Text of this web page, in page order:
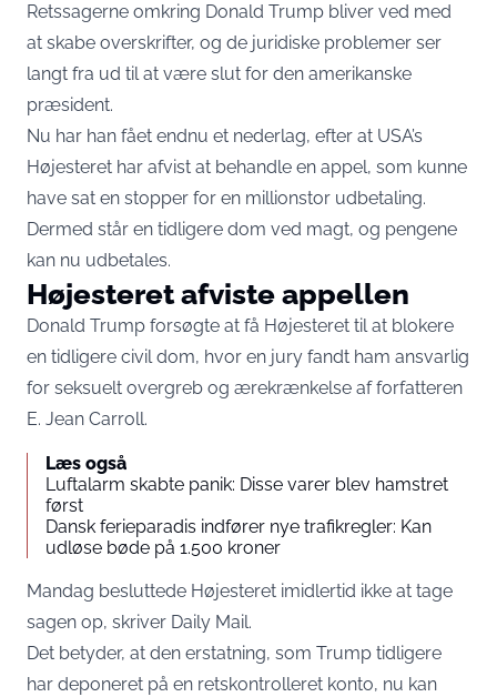
Retssagerne omkring Donald Trump bliver ved med
at skabe overskrifter, og de juridiske problemer ser
langt fra ud til at være slut for den amerikanske
præsident.
Nu har han fået endnu et nederlag, efter at USA’s
Højesteret har afvist at behandle en appel, som kunne
have sat en stopper for en millionstor udbetaling.
Dermed står en tidligere dom ved magt, og pengene
kan nu udbetales.
Højesteret afviste appellen
Donald Trump forsøgte at få Højesteret til at blokere
en tidligere civil dom, hvor en jury fandt ham ansvarlig
for seksuelt overgreb og ærekrænkelse af forfatteren
E. Jean Carroll.
Læs også
Luftalarm skabte panik: Disse varer blev hamstret
først
Dansk ferieparadis indfører nye trafikregler: Kan
udløse bøde på 1.500 kroner
Mandag besluttede Højesteret imidlertid ikke at tage
sagen op, skriver Daily Mail.
Det betyder, at den erstatning, som Trump tidligere
har deponeret på en retskontrolleret konto, nu kan